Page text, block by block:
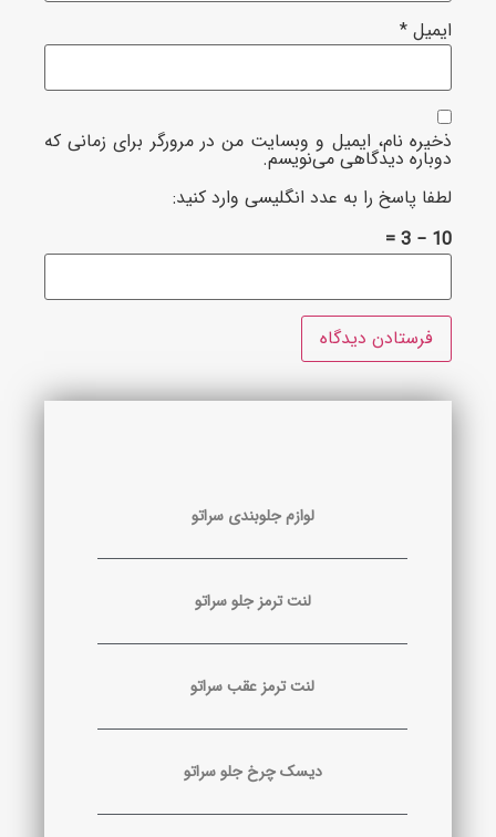
نام، ایمیل و وبسایت من در مرورگر برای زمانی که
دیدگاهی می‌نویسم.
پاسخ را به عدد انگلیسی وارد کنید:
لوازم جلوبندی سراتو
لنت ترمز جلو سراتو
لنت ترمز عقب سراتو
دیسک چرخ جلو سراتو